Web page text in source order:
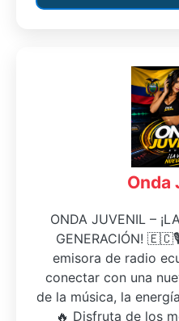
Onda
ONDA JUVENIL –
GENERACIÓN!
emisora de radio
conectar con una
de la música, la
🔥 Disfruta de los